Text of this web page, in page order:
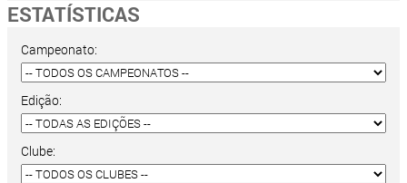
ESTATÍSTICAS
Campeonato:
Edição:
Clube: